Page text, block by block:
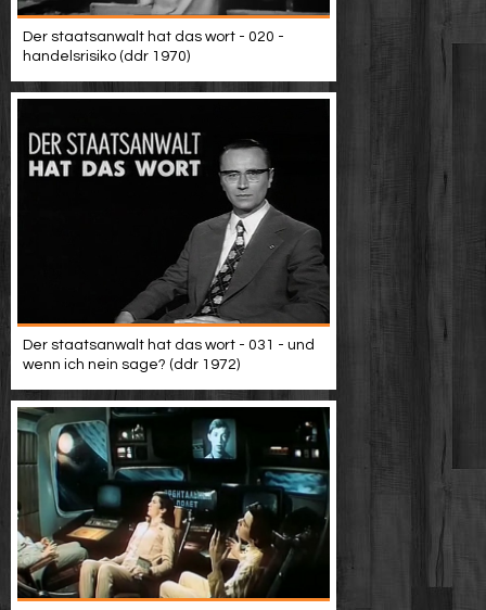
Der staatsanwalt hat das wort - 020 -
handelsrisiko (ddr 1970)
Der staatsanwalt hat das wort - 031 - und
wenn ich nein sage? (ddr 1972)